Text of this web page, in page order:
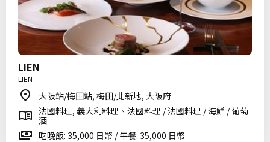
LIEN
LIEN
大阪站/梅田站, 梅田/北新地, 大阪府
法國料理, 義大利料理、法國料理 / 法國料理 / 海鮮 / 葡萄
酒
吃晚飯: 35,000 日幣 / 午餐: 35,000 日幣